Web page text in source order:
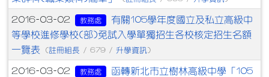
2016-03-02 教務處
有關105學年度國立及私立高級中
等學校進修學校(部)免試入學單獨招生各校核定招生名額
一覽表
(註冊組長 / 679 / 升學資訊 )
2016-03-02 教務處
函轉新北市立樹林高級中學「105